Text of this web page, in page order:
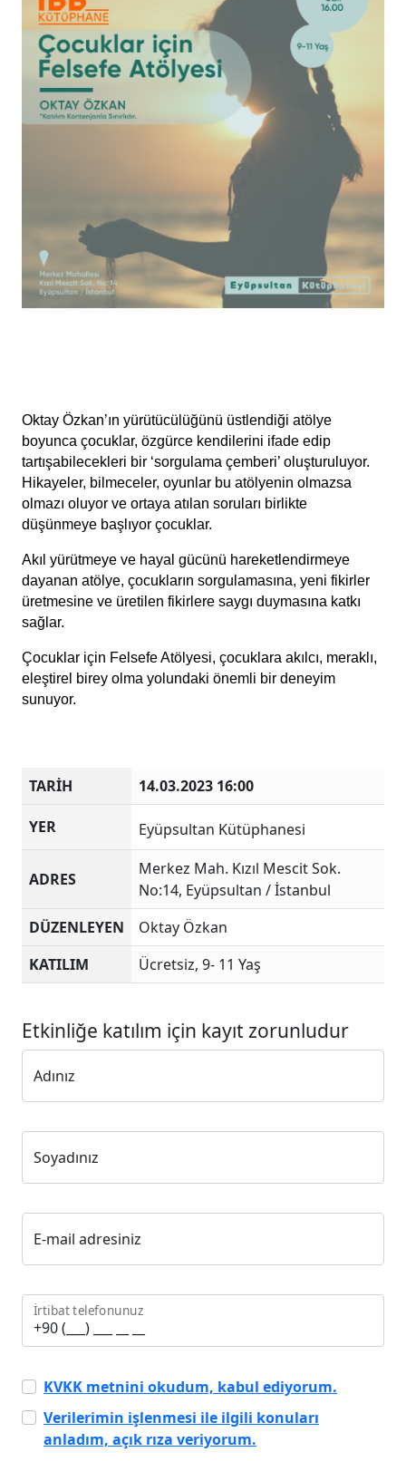
Oktay Özkan’ın yürütücülüğünü üstlendiği atölye
boyunca çocuklar, özgürce kendilerini ifade edip
tartışabilecekleri bir ‘sorgulama çemberi’ oluşturuluyor.
Hikayeler, bilmeceler, oyunlar bu atölyenin olmazsa
olmazı oluyor ve ortaya atılan soruları birlikte
düşünmeye başlıyor çocuklar.
Akıl yürütmeye ve hayal gücünü hareketlendirmeye
dayanan atölye, çocukların sorgulamasına, yeni fikirler
üretmesine ve üretilen fikirlere saygı duymasına katkı
sağlar.
Çocuklar için Felsefe Atölyesi, çocuklara akılcı, meraklı,
eleştirel birey olma yolundaki önemli bir deneyim
sunuyor.
TARİH 14.03.2023 16:00
YER Eyüpsultan Kütüphanesi
ADRES
Merkez Mah. Kızıl Mescit Sok.
No:14, Eyüpsultan / İstanbul
DÜZENLEYEN
Oktay Özkan
KATILIM
Ücretsiz, 9- 11 Yaş
Etkinliğe katılım için kayıt zorunludur
Adınız
Soyadınız
E-mail adresiniz
İrtibat telefonunuz
KVKK metnini okudum, kabul ediyorum.
Verilerimin işlenmesi ile ilgili konuları
anladım, açık rıza veriyorum.